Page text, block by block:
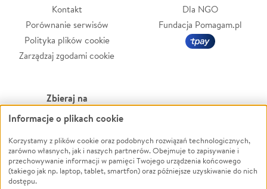
Kontakt
Porównanie serwisów
Polityka plików cookie
Zarządzaj zgodami cookie
Dla NGO
Fundacja Pomagam.pl
Zbieraj na
Leczenie
Zwierzęta
Pożar
Ukraina
Powódź
Wichura
NGO
Informacje o plikach cookie
Korzystamy z plików cookie oraz podobnych rozwiązań technologicznych,
zarówno własnych, jak i naszych partnerów. Obejmuje to zapisywanie i
przechowywanie informacji w pamięci Twojego urządzenia końcowego
(takiego jak np. laptop, tablet, smartfon) oraz późniejsze uzyskiwanie do nich
dostępu.